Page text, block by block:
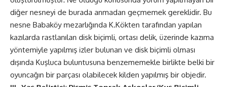
diğer nesneyi de burada anmadan geçmemek gereklidir. Bu
nesne Babaköy mezarlığında K.Kökten tarafından yapılan
kazılarda rastlanılan disk biçimli, ortası delik, üzerinde kazıma
yöntemiyle yapılmış izler bulunan ve disk biçimli olması
dışında Kuşluca buluntusuna benzememekle birlikte belki bir
oyuncağın bir parçası olabilecek kilden yapılmış bir objedir.